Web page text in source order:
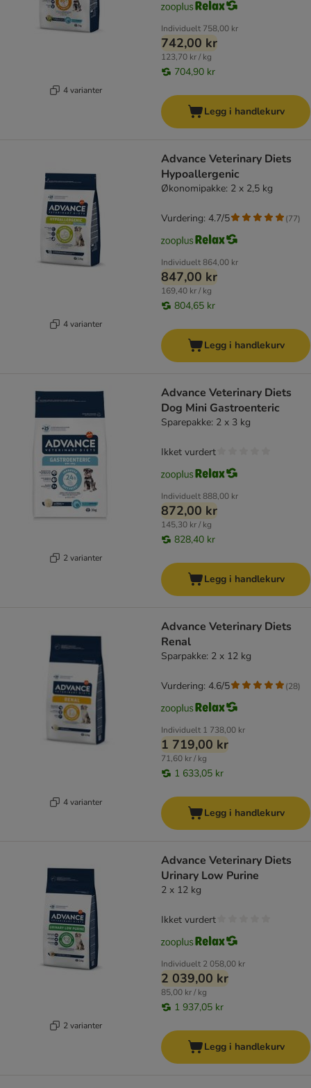
4 varianter
Individuelt 758,00 kr
742,00 kr
123,70 kr / kg
704,90 kr
Legg i handlekurv
4 varianter
Advance Veterinary Diets
Hypoallergenic
Økonomipakke: 2 x 2,5 kg
Individuelt864,00 kr
847,00 kr
169,40 kr / kg
804,65 kr
Vurdering: 4.7/5 (77)
Legg i handlekurv
2 varianter
Advance Veterinary Diets
Dog Mini Gastroenteric
Sparepakke: 2 x 3 kg
Individuelt888,00 kr
872,00 kr
145,30 kr / kg
828,40 kr
Ikket vurdert
Legg i handlekurv
4 varianter
Advance Veterinary Diets
Renal
Sparpakke: 2 x 12 kg
Individuelt 1 738,00 kr
1 719,00 kr
71,60 kr / kg
1 633,05 kr
Vurdering: 4.6/5 (28)
Legg i handlekurv
2 varianter
Advance Veterinary Diets
Urinary Low Purine
2 x 12 kg
Individuelt 2 058,00 kr
2 039,00 kr
85,00 kr / kg
1 937,05 kr
Ikket vurdert
Legg i handlekurv